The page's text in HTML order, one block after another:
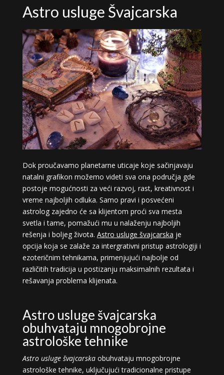
Astro usluge Švajcarska
Dok proučavamo planetarne uticaje koje sačinjavaju
natalni grafikon možemo videti sva ona područja gde
postoje mogućnosti za veći razvoj, rast, kreativnost i
vreme najboljih odluka. Samo pravi i posvećeni
astrolog zajedno će sa klijentom proći sva mesta
svetla i tame, pomažući mu u nalaženju najboljih
rešenja i boljeg života. Astro usluge švajcarska je
opcija koja se zalaže za intergrativni pristup astrologiji i
ezoteričnim tehnikama, primenjujući najbolje od
različitih tradicija u postizanju maksimalnih rezultata i
rešavanja problema klijenata.
Astro usluge švajcarska
obuhvataju mnogobrojne
astrološke tehnike
Astro usluge švajcarskaobuhvataju mnogobrojne
astrološke tehnike, uključujući tradicionalne pristupe